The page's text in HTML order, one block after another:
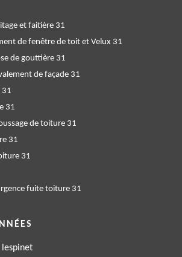
et faitière 31
de fenêtre de toit et Velux 31
de gouttière 31
de façade 31
31
31
de toiture 31
31
31
fuite toiture 31
lespinet